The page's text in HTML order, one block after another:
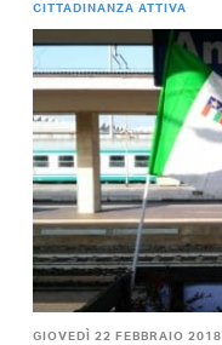
CITTADINANZA ATTIVA
GIOVEDÌ 22 FEBBRAIO 2018